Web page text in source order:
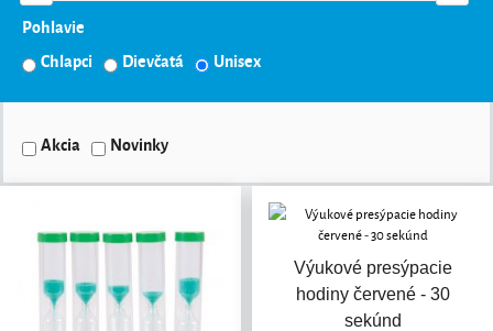
Pohlavie
Chlapci
Dievčatá Unisex
Akcia Novinky
Výukové presýpacie
hodiny červené - 30
sekúnd